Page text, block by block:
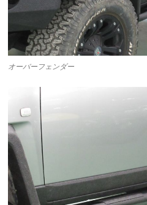
オーバーフェンダー